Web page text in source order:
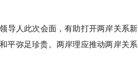
导人此次会面，有助打开两岸关系新
平弥足珍贵。两岸理应推动两岸关系